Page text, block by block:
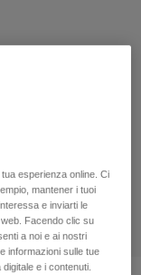
esperienza online. Ci
mantener i tuoi
e inviarti le
Facendo clic su
a noi e ai nostri
informazioni sulle tue
e i contenuti.